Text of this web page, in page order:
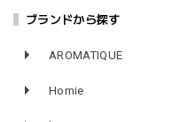
ブランドから探す
AROMATIQUE
Homie